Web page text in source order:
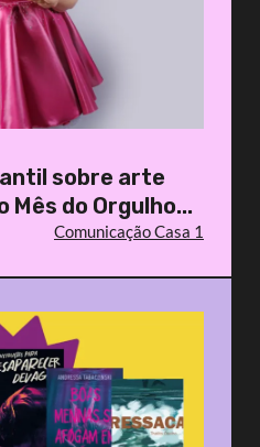
sobre arte
Mês do Orgulho...
Comunicação Casa 1